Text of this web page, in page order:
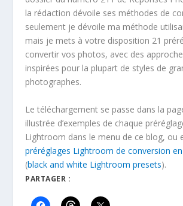
la rédaction dévoile ses méthodes de
seulement je dévoile ma méthode
mais je mets à votre disposition 21
convertir vos photos, avec des
inspirées pour la plupart de styles de
photographes.
Le téléchargement se passe dans la
illustrée d’exemples de chaque
Lightroom dans le menu de ce blog, ou
préréglages Lightroom de conversion
(black and white Lightroom presets).
PARTAGER :